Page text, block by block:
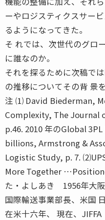
ーやロジスティクスサー
るようになってきた。
そ れでは、次世代のグロ
に誰なのか。
それを探るために次稿で
の推移についてその背 景
注 ⑴ David Biederman,
Complexity, The Journal
p.46. 2010 年のGlobal
billions, Armstrong &
Logistic Study, p. 7.
More Together
た・よしあき 1956年大
国際輸送事業部長、米国
在米十六年、 現在、